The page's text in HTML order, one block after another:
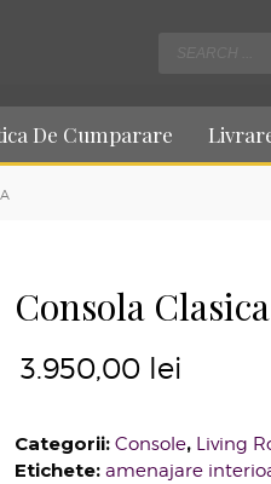
De Cumparare
Consola Clasica
3.950,00 lei
Categorii:Console, Living
Etichete:amenajare